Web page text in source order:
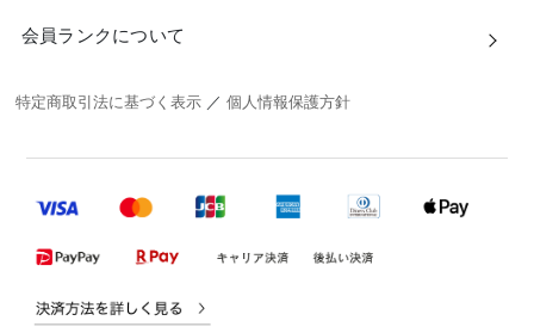
会員ランクについて
特定商取引法に基づく表示 ／個人情報保護方針